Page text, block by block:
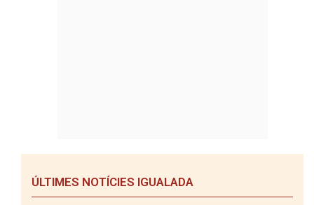
ÚLTIMES NOTÍCIES IGUALADA